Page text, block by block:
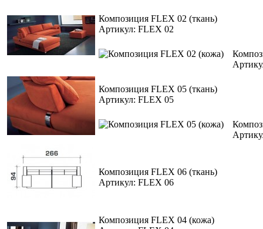
Композиция FLEX 02 (ткань)
Артикул: FLEX 02
Композиция FLEX 05 (ткань)
Артикул: FLEX 05
Композиция FLEX 06 (ткань)
Артикул: FLEX 06
Композиция FLEX 04 (кожа)